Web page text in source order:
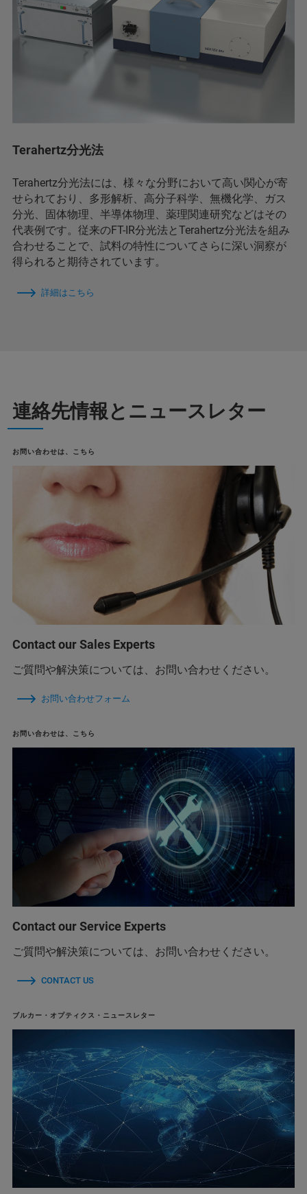
Terahertz分光法
Terahertz分光法には、様々な分野において高い関心が寄
せられており、多形解析、高分子科学、無機化学、ガス
分光、固体物理、半導体物理、薬理関連研究などはその
代表例です。従来のFT-IR分光法とTerahertz分光法を組み
合わせることで、試料の特性についてさらに深い洞察が
得られると期待されています。
詳細はこちら
連絡先情報とニュースレター
お問い合わせは、こちら
Contact our Sales Experts
ご質問や解決策については、お問い合わせください。
お問い合わせフォーム
お問い合わせは、こちら
Contact our Service Experts
ご質問や解決策については、お問い合わせください。
CONTACT US
ブルカー・オプティクス・ニュースレター